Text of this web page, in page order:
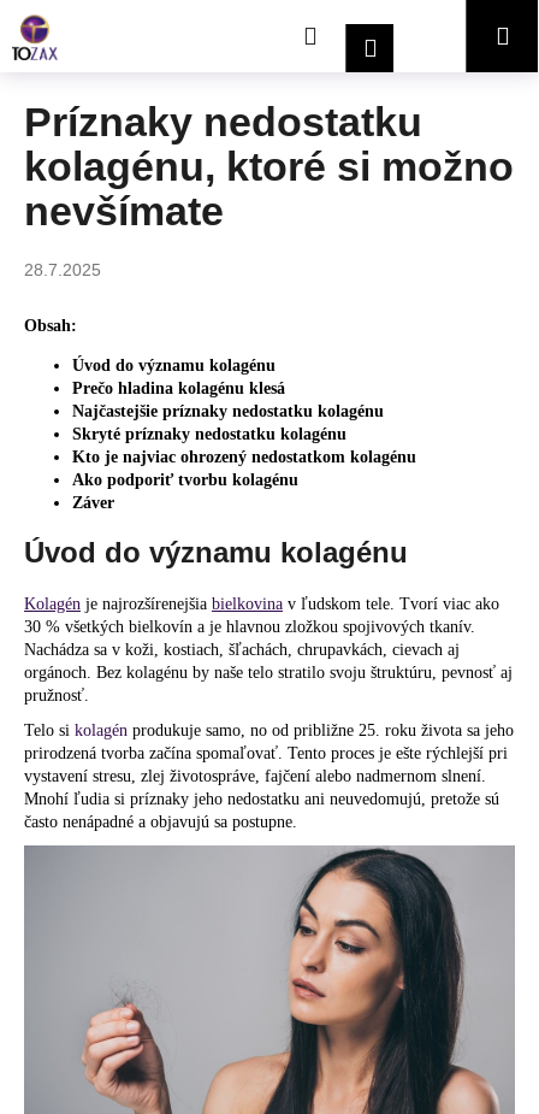
obsah
HľadaťPrihlásenieNákupný
Príznaky nedostatku
kolagénu, ktoré si možno
nevšímate
28.7.2025
Obsah:
Úvod do významu kolagénu
Prečo hladina kolagénu klesá
Najčastejšie príznaky nedostatku kolagénu
Skryté príznaky nedostatku kolagénu
Kto je najviac ohrozený nedostatkom kolagénu
Ako podporiť tvorbu kolagénu
Záver
Úvod do významu kolagénu
Kolagén je najrozšírenejšia bielkovina v ľudskom tele. Tvorí viac ako
30 % všetkých bielkovín a je hlavnou zložkou spojivových tkanív.
Nachádza sa v koži, kostiach, šľachách, chrupavkách, cievach aj
orgánoch. Bez kolagénu by naše telo stratilo svoju štruktúru, pevnosť aj
pružnosť.
Telo si kolagén produkuje samo, no od približne 25. roku života sa jeho
prirodzená tvorba začína spomaľovať. Tento proces je ešte rýchlejší pri
vystavení stresu, zlej životospráve, fajčení alebo nadmernom slnení.
Mnohí ľudia si príznaky jeho nedostatku ani neuvedomujú, pretože sú
často nenápadné a objavujú sa postupne.
o
Č
o
o
t
e
n
á
j
s
ť
?
HĽADAŤ